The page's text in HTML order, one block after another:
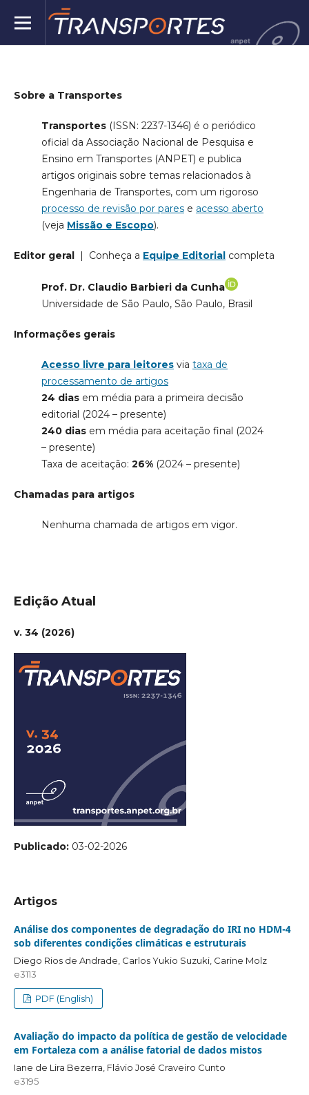
Sobre a Transportes
Transportes(ISSN: 2237-1346) é o periódico
oficial da Associação Nacional de Pesquisa e
Ensino em Transportes (ANPET) e publica
artigos originais sobre temas relacionados à
Engenharia de Transportes, com um rigoroso
processo de revisão por parese acesso aberto
(veja Missão e Escopo).
Editor geral| Conheça a Equipe Editorialcompleta
Prof. Dr. Claudio Barbieri da Cunha
Universidade de São Paulo, São Paulo, Brasil
Informações gerais
Acesso livre para leitoresvia taxa de
processamento de artigos
24 diasem média para a primeira decisão
editorial (2024 – presente)
240 diasem média para aceitação final (2024
– presente)
Taxa de aceitação: 26%(2024 – presente)
Chamadas para artigos
Nenhuma chamada de artigos em vigor.
Edição Atual
v. 34 (2026)
Publicado: 03-02-2026
Artigos
Análise dos componentes de degradação do IRI no HDM-4
sob diferentes condições climáticas e estruturais
Diego Rios de Andrade, Carlos Yukio Suzuki, Carine Molz
e3113
PDF (English)
Avaliação do impacto da política de gestão de velocidade
em Fortaleza com a análise fatorial de dados mistos
Iane de Lira Bezerra, Flávio José Craveiro Cunto
e3195